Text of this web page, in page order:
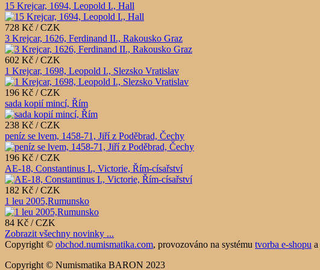
15 Krejcar, 1694, Leopold I., Hall
728 Kč / CZK
3 Krejcar, 1626, Ferdinand II., Rakousko Graz
602 Kč / CZK
1 Krejcar, 1698, Leopold I., Slezsko Vratislav
196 Kč / CZK
sada kopií mincí, Řím
238 Kč / CZK
peníz se lvem, 1458-71, Jiří z Poděbrad, Čechy
196 Kč / CZK
AE-18, Constantinus I., Victorie, Řím-císařství
182 Kč / CZK
1 leu 2005,Rumunsko
84 Kč / CZK
Zobrazit všechny novinky ...
Copyright © obchod.numismatika.com, provozováno na systému tvorba e-shopu a
Copyright © Numismatika BARON 2023